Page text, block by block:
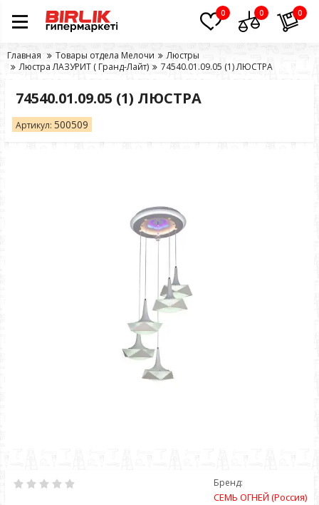
0 0 0
Главная Товары отдела Мелочи
Люстры
Люстра ЛАЗУРИТ ( Гранд-Лайт)
74540.01.09.05 (1) ЛЮСТРА
74540.01.09.05 (1) ЛЮСТРА
Артикул: 500509
Бренд:
СЕМЬ ОГНЕЙ (Россия)